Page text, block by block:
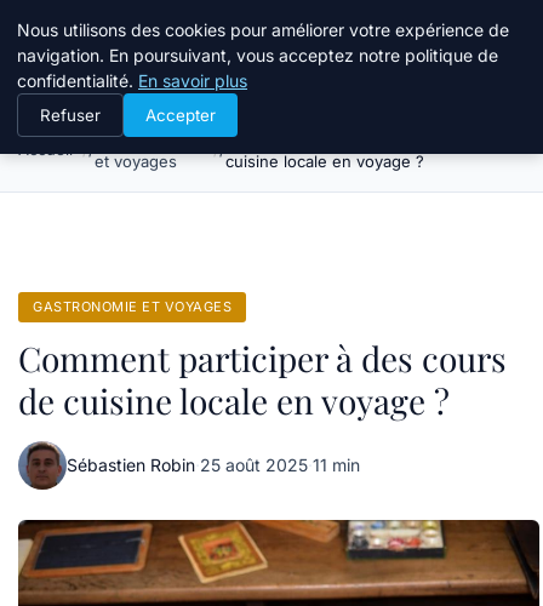
Tourisme Landes
Gastronomie
et voyages
Comment participer à des cours de
cuisine locale en voyage ?
GASTRONOMIE ET VOYAGES
Comment participer à des cours
de cuisine locale en voyage ?
Sébastien Robin·25 août 2025·11 min
Nous utilisons des cookies pour améliorer votre expérience de
navigation. En poursuivant, vous acceptez notre politique de
confidentialité. En savoir plus
Refuser Accepter